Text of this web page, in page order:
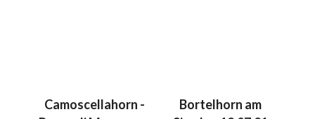
Camoscellahorn -
Bortelhorn am